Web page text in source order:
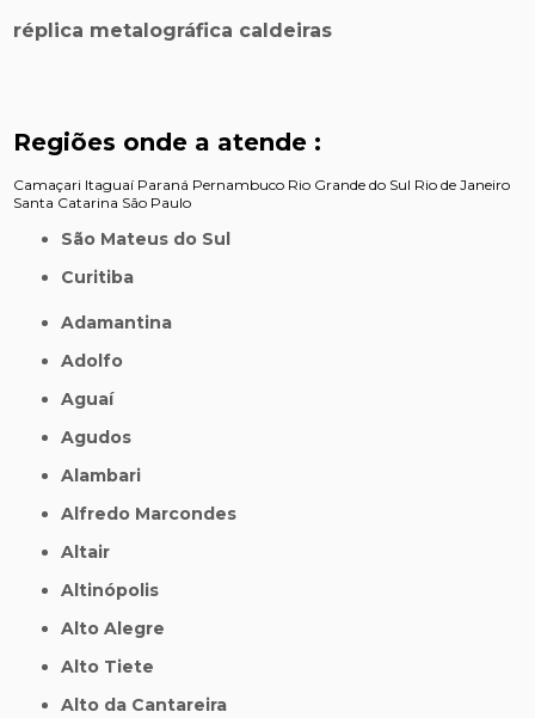
réplica metalográfica caldeiras
Regiões onde a atende :
Camaçari Itaguaí Paraná Pernambuco Rio Grande do Sul Rio de Janeiro
Santa Catarina São Paulo
São Mateus do Sul
Curitiba
Adamantina
Adolfo
Aguaí
Agudos
Alambari
Alfredo Marcondes
Altair
Altinópolis
Alto Alegre
Alto Tiete
Alto da Cantareira